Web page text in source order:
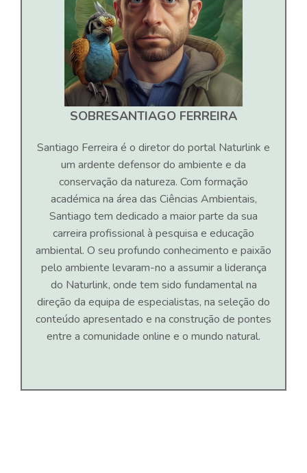
SOBRESANTIAGO FERREIRA
Santiago Ferreira é o diretor do portal Naturlink e
um ardente defensor do ambiente e da
conservação da natureza. Com formação
académica na área das Ciências Ambientais,
Santiago tem dedicado a maior parte da sua
carreira profissional à pesquisa e educação
ambiental. O seu profundo conhecimento e paixão
pelo ambiente levaram-no a assumir a liderança
do Naturlink, onde tem sido fundamental na
direção da equipa de especialistas, na seleção do
conteúdo apresentado e na construção de pontes
entre a comunidade online e o mundo natural.